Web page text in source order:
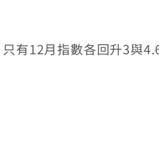
有12月指數各回升3與